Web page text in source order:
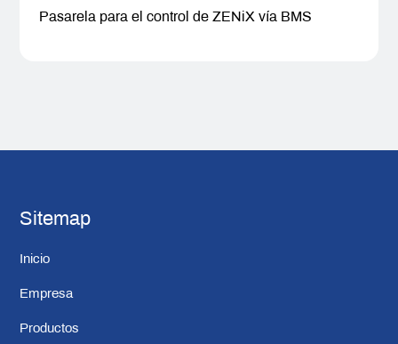
Pasarela para el control de ZENiX vía BMS
Sitemap
Inicio
Empresa
Productos